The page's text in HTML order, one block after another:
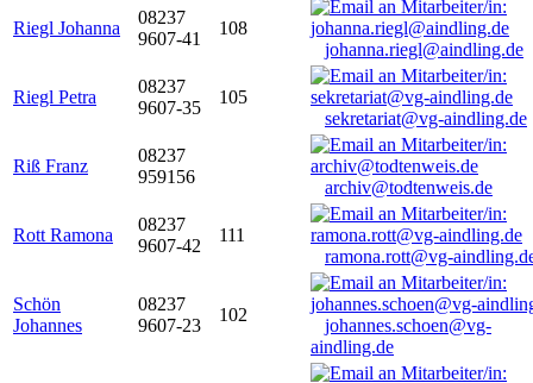
Riegl Johanna
08237
9607-41
108
johanna.riegl@aindling.de
Riegl Petra
08237
9607-35
105
sekretariat@vg-aindling.de
Riß Franz
08237
959156
archiv@todtenweis.de
Rott Ramona
08237
9607-42
111
ramona.rott@vg-
Schön
Johannes
08237
9607-23
102
johannes.schoen@vg-
aindling.de